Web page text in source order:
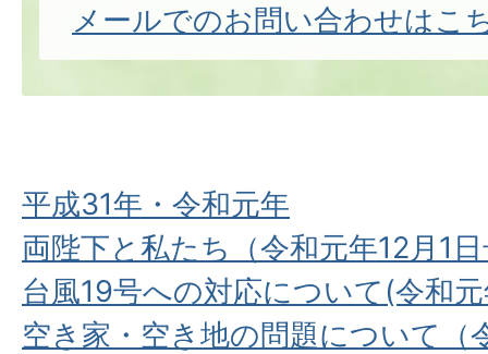
メールでのお問い合わせはこ
平成31年・令和元年
両陛下と私たち（令和元年12月1
台風19号への対応について(令和
空き家・空き地の問題について（